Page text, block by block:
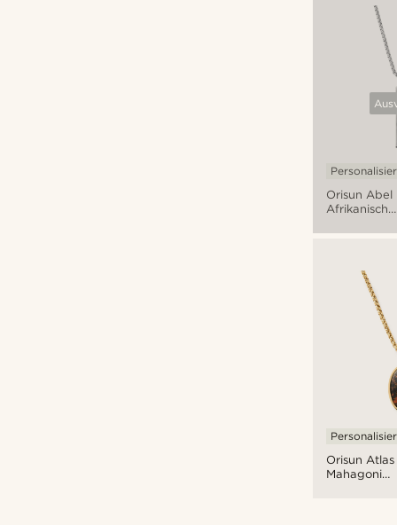
Orisun Abel
Halskette
Orisun Atlas
Mahagoni